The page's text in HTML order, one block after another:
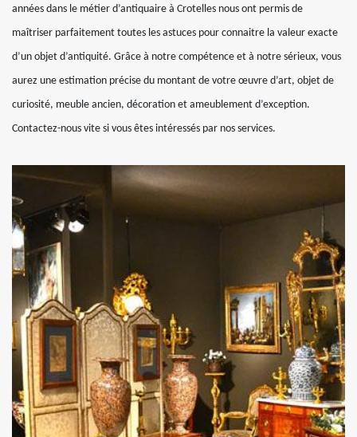
années dans le métier d’antiquaire à Crotelles nous ont permis de
maîtriser parfaitement toutes les astuces pour connaitre la valeur exacte
d’un objet d’antiquité. Grâce à notre compétence et à notre sérieux, vous
aurez une estimation précise du montant de votre œuvre d’art, objet de
curiosité, meuble ancien, décoration et ameublement d’exception.
Contactez-nous vite si vous êtes intéressés par nos services.